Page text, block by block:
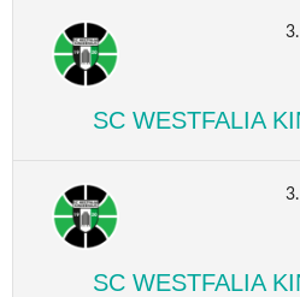
SC WESTFALIA
SC WESTFALIA